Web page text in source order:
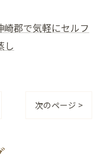
崎郡で気軽にセルフ
し
次のページ >